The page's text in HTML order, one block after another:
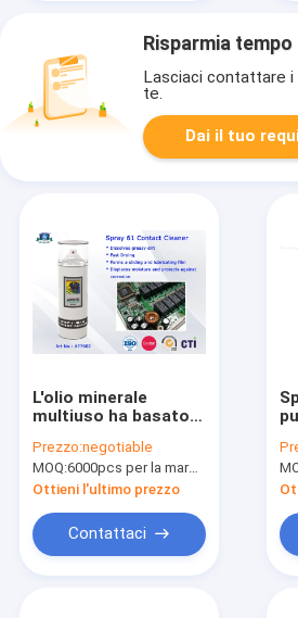
Risparmia tempo
Lasciaci contattare
te.
Dai il tuo
L'olio minerale
multiuso ha basato
del pulitore
Prezzo:negotiable
MOQ:6000pcs per la marca di Aristo, 15000pcs per la marca del cliente
Ottieni l'ultimo prezzo
Contattaci